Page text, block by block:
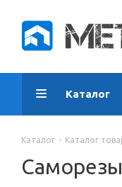
Каталог
Каталог - Каталог